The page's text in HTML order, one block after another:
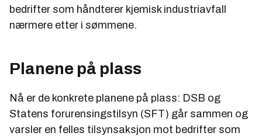
bedrifter som håndterer kjemisk industriavfall
nærmere etter i sømmene.
Planene på plass
Nå er de konkrete planene på plass: DSB og
Statens forurensingstilsyn (SFT) går sammen og
varsler en felles tilsynsaksjon mot bedrifter som